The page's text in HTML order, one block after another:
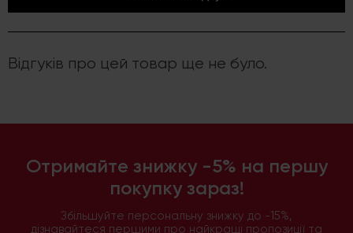
Відгуків про цей товар ще не було.
Отримайте знижку -5% на першу
покупку зараз!
Збільшуйте персональну знижку до -15%,
дізнавайтеся першими про найкращі пропозиції та